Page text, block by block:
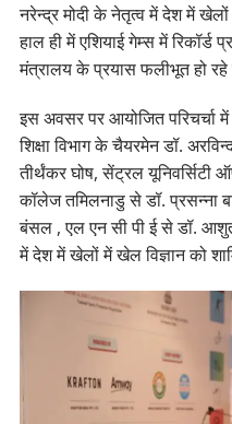
नरेन्द्र मोदी के नेतृत्व में देश में
हाल ही में एशियाई गेम्स में रिकॉर्ड
मंत्रालय के प्रयास फलीभूत हो रहे
इस अवसर पर आयोजित परिचर्चा में
शिक्षा विभाग के चैयरमेन डॉ.
तीर्थंकर घोष, सेंट्रल
कॉलेज तमिलनाडु से डॉ. प्रसन्ना
बंसल , एल एन सी पी ई से डॉ.
में देश में खेलों में खेल विज्ञान को